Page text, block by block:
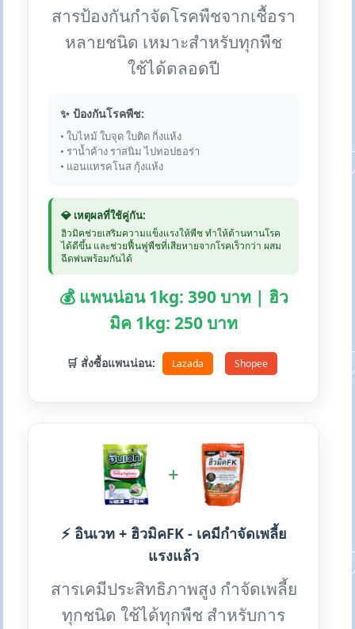
สารป้องกันกำจัดโรคพืชจากเชื้อรา
หลายชนิด เหมาะสำหรับทุกพืช
ใช้ได้ตลอดปี
✨ ป้องกันโรคพืช:
• ใบไหม้ ใบจุด ใบติด กิ่งแห้ง
• ราน้ำค้าง ราสนิม ไปทอปธอร่า
• แอนแทรคโนส กุ้งแห้ง
💎 เหตุผลที่ใช้คู่กัน:
ฮิวมิคช่วยเสริมความแข็งแรงให้พืช ทำให้ต้านทานโรค
ได้ดีขึ้น และช่วยฟื้นฟูพืชที่เสียหายจากโรคเร็วกว่า ผสม
ฉีดพ่นพร้อมกันได้
💰 แพนน่อน 1kg: 390 บาท | ฮิว
มิค 1kg: 250 บาท
🛒 สั่งซื้อแพนน่อน: Lazada Shopee
+
⚡ อินเวท + ฮิวมิคFK - เคมีกำจัดเพลี้ย
แรงแล้ว
สารเคมีประสิทธิภาพสูง กำจัดเพลี้ย
ทุกชนิด ใช้ได้ทุกพืช สำหรับการ